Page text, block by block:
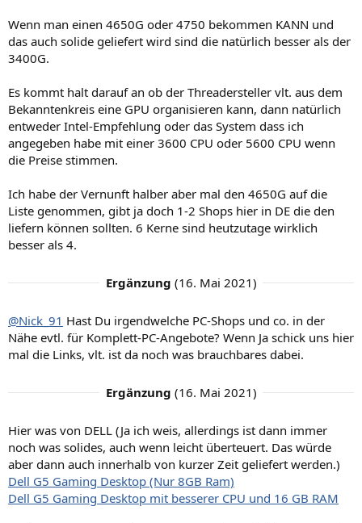
Wenn man einen 4650G oder 4750 bekommen KANN und
das auch solide geliefert wird sind die natürlich besser als der
3400G.
Es kommt halt darauf an ob der Threadersteller vlt. aus dem
Bekanntenkreis eine GPU organisieren kann, dann natürlich
entweder Intel-Empfehlung oder das System dass ich
angegeben habe mit einer 3600 CPU oder 5600 CPU wenn
die Preise stimmen.
Ich habe der Vernunft halber aber mal den 4650G auf die
Liste genommen, gibt ja doch 1-2 Shops hier in DE die den
liefern können sollten. 6 Kerne sind heutzutage wirklich
besser als 4.
Ergänzung (16. Mai 2021)
@Nick_91 Hast Du irgendwelche PC-Shops und co. in der
Nähe evtl. für Komplett-PC-Angebote? Wenn Ja schick uns hier
mal die Links, vlt. ist da noch was brauchbares dabei.
Ergänzung (16. Mai 2021)
Hier was von DELL (Ja ich weis, allerdings ist dann immer
noch was solides, auch wenn leicht überteuert. Das würde
aber dann auch innerhalb von kurzer Zeit geliefert werden.)
Dell G5 Gaming Desktop (Nur 8GB Ram)
Dell G5 Gaming Desktop mit besserer CPU und 16 GB RAM